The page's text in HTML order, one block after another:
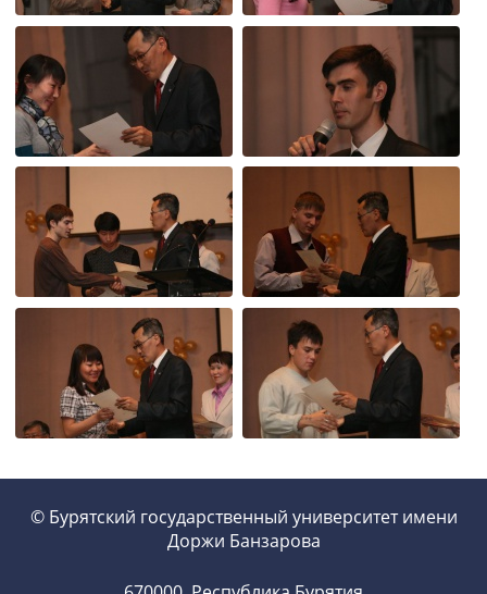
© Бурятский государственный университет имени
Доржи Банзарова